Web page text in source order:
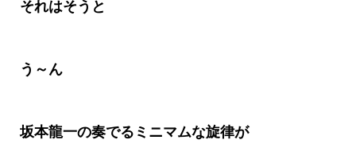
それはそうと
う～ん
坂本龍一の奏でるミニマムな旋律が